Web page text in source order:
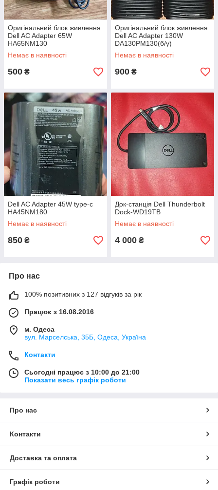
Оригінальний блок живлення
Dell AC Adapter 65W
HA65NM130
Немає в наявності
500 ₴
Оригінальний блок живлення
Dell AC Adapter 130W
DA130PM130(б/у)
Немає в наявності
900 ₴
Dell AC Adapter 45W type-c
HA45NM180
Немає в наявності
850 ₴
Док-станція Dell Thunderbolt
Dock-WD19TB
Немає в наявності
4 000 ₴
Про нас
100% позитивних з 127 відгуків за рік
Працює з 16.08.2016
м. Одеса
вул. Марселська, 35Б, Одеса, Україна
Контакти
Сьогодні працює з 10:00 до 21:00
Показати весь графік роботи
Про нас
Контакти
Доставка та оплата
Графік роботи